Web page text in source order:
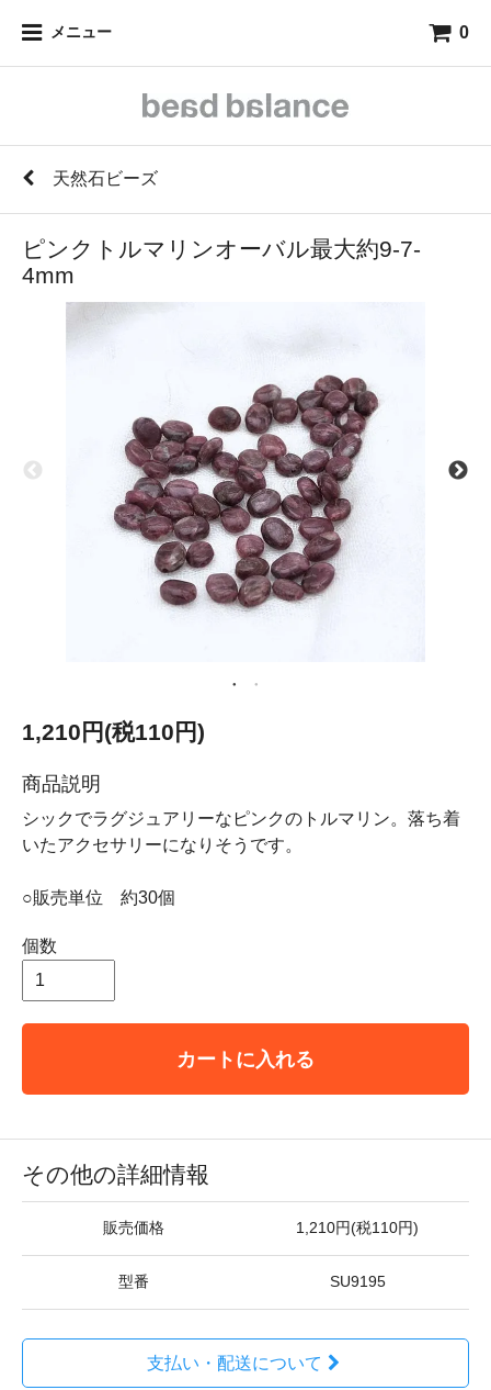
メニュー 0
天然石ビーズ
ピンクトルマリンオーバル最大約9-7-
4mm
1,210円(税110円)
商品説明
シックでラグジュアリーなピンクのトルマリン。落ち着
いたアクセサリーになりそうです。
○販売単位 約30個
個数
カートに入れる
その他の詳細情報
販売価格 1,210円(税110円)
型番 SU9195
支払い・配送について